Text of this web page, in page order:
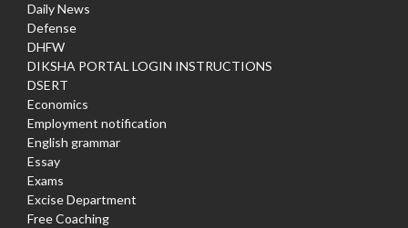
Daily News
Defense
DHFW
DIKSHA PORTAL LOGIN INSTRUCTIONS
DSERT
Economics
Employment notification
English grammar
Essay
Exams
Excise Department
Free Coaching